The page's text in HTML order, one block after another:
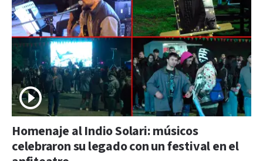
Homenaje al Indio Solari: músicos
celebraron su legado con un festival en el